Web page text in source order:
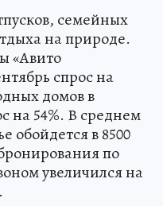
семейных
на природе.
«Авито
спрос на
домов в
на 54%. В среднем
обойдется в 8500
по
увеличился на